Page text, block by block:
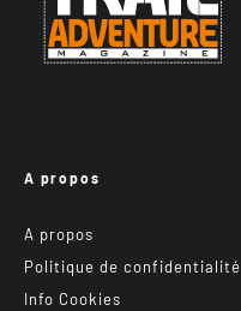
A propos
A propos
Politique de confidentialité
Info Cookies